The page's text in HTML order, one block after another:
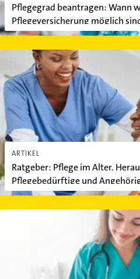
Pflegegrad beantragen: Wann
Pflegeversicherung möglich
ARTIKEL
Ratgeber: Pflege im Alter.
Pflegebedürftige und
Ratgeber: Pflege im Alter.
Kurzzeitpflege und die Kosten: